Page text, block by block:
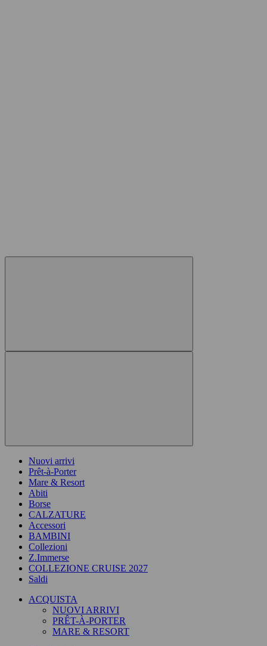
Nuovi arrivi
Prêt-à-Porter
Mare & Resort
Abiti
Borse
CALZATURE
Accessori
BAMBINI
Collezioni
Z.Immerse
COLLEZIONE CRUISE 2027
Saldi
ACQUISTA
NUOVI ARRIVI
PRÊT-À-PORTER
MARE & RESORT